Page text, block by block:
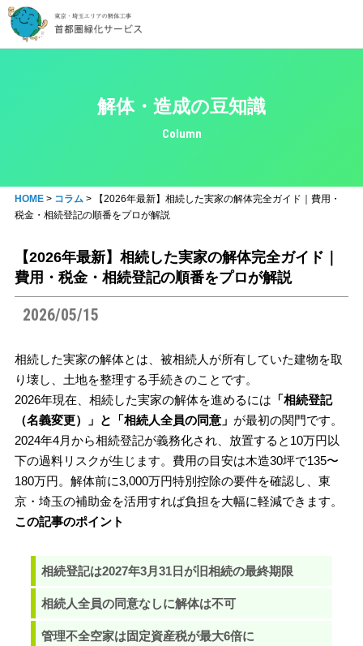
解体・造成の豆知識
Column
HOME> コラム>
【2026年最新】相続した実家の解体完全ガイド｜費用・
税金・相続登記の順番をプロが解説
【2026年最新】相続した実家の解体完全ガイド｜
費用・税金・相続登記の順番をプロが解説
2026/05/15
相続した実家の解体とは、被相続人が所有していた建物を取
り壊し、土地を整理する手続きのことです。
2026年現在、相続した実家の解体を進めるには 「相続登記
（名義変更）」と「相続人全員の同意」 が最初の関門です。
2024年4月から相続登記が義務化され、放置すると10万円以
下の過料リスクが生じます。費用の目安は木造30坪で135〜
180万円。解体前に3,000万円特別控除の要件を確認し、東
京・埼玉の補助金を活用すれば負担を大幅に軽減できます。
この記事のポイント
相続登記は2027年3月31日が旧相続の最終期限
相続人全員の同意なしに解体は不可
管理不全空家は固定資産税が最大6倍に